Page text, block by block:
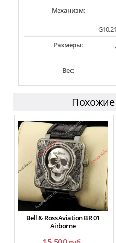
Механизм:
Размеры:
Вес:
Похожие
Bell & Ross Aviation BR 01
Airborne